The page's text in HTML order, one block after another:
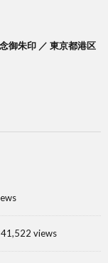
御朱印 ／ 東京都港区
views